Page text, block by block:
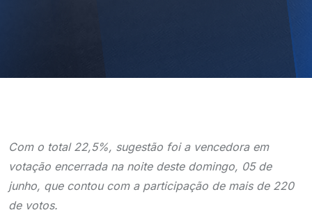
Com o total 22,5%, sugestão foi a vencedora em
votação encerrada na noite deste domingo, 05 de
junho, que contou com a participação de mais de 220
de votos.